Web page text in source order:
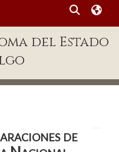
del Estado
de